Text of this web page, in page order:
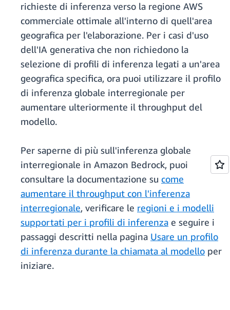
richieste di inferenza verso la regione AWS
commerciale ottimale all'interno di quell'area
geografica per l'elaborazione. Per i casi d'uso
dell'IA generativa che non richiedono la
selezione di profili di inferenza legati a un'area
geografica specifica, ora puoi utilizzare il profilo
di inferenza globale interregionale per
aumentare ulteriormente il throughput del
modello.
Per saperne di più sull'inferenza globale
interregionale in Amazon Bedrock, puoi
consultare la documentazione su come
aumentare il throughput con l'inferenza
interregionale, verificare le regioni e i modelli
supportati per i profili di inferenza e seguire i
passaggi descritti nella pagina Usare un profilo
di inferenza durante la chiamata al modello per
iniziare.